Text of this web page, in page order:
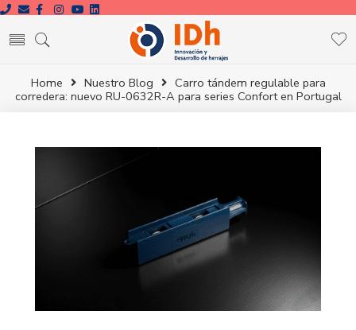
Home Nuestro Blog
Carro tándem regulable para
corredera: nuevo RU-0632R-A para series Confort en Portugal